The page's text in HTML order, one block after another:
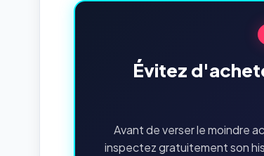
Évitez
Avant de verser le moindre
inspectez gratuitement son